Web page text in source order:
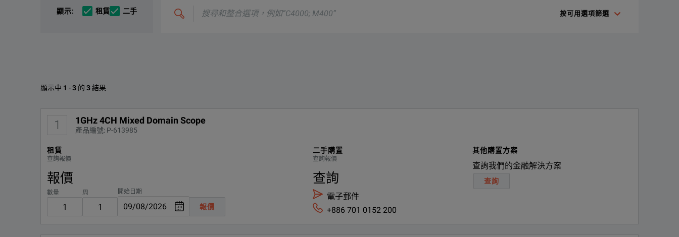
顯示: 租賃 二手 按可用選項篩選
Tektronix MDO4104-6的可用選項
顯示中 1 -3 的 3結果
1 1GHz 4CH Mixed Domain Scope
產品編號: P-613985
租賃
查詢報價
報價
數量 周 開始日期
報價
二手購置
查詢報價
查詢
電子郵件
+886 701 0152 200
其他購置方案
查詢我們的金融解決方案
查詢
4 analog channels 1 GHz, 500 MHz, 350 MHz, and 100 MHz bandwidth models
Wave Inspector® controls provide easy navigation of time-correlated data from both the time and frequency domains Amplitude, frequency, and phase vs. time waveforms